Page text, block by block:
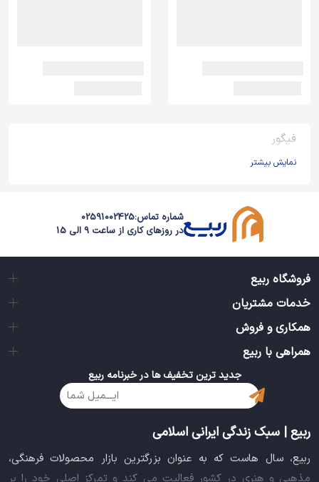
فیگور
نمایش بیشتر
شماره تماس:02591002425
در روزهای کاری از ساعت 9 الی 15
فروشگاه ربیع
خدمات مشتریان
همکاری و فروش
همراهی با ربیع
جدید ترین تخفیف ها در خبرنامه ربیع
ربیع | سبک زندگی ایرانی اسلامی
ربیع، سال هاست که به عنوان بزرگترین بازار محصولات فرهنگی،